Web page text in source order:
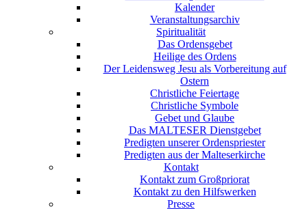
Kalender
Veranstaltungsarchiv
Spiritualität
Das Ordensgebet
Heilige des Ordens
Der Leidensweg Jesu als Vorbereitung auf
Ostern
Christliche Feiertage
Christliche Symbole
Gebet und Glaube
Das MALTESER Dienstgebet
Predigten unserer Ordenspriester
Predigten aus der Malteserkirche
Kontakt
Kontakt zum Großpriorat
Kontakt zu den Hilfswerken
Presse